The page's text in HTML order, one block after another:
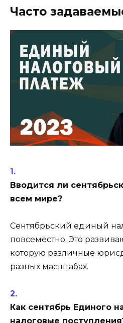
Часто
Вводится ли
всем мире?
Сентябрьский единый
повсеместно. Это
которую различные
разных масштабах.
Как сентябрь Единого
налоговые